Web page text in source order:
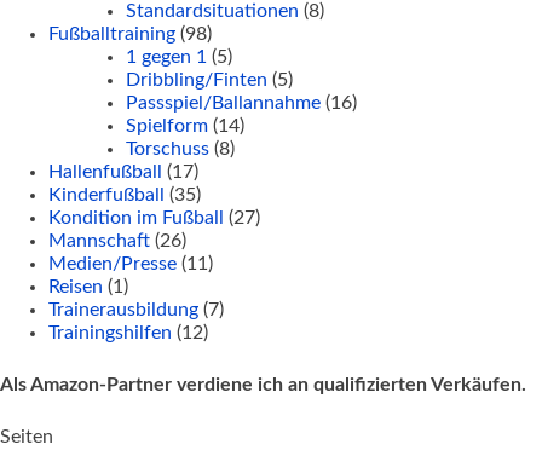
Standardsituationen (8)
Fußballtraining (98)
1 gegen 1 (5)
Dribbling/Finten (5)
Passspiel/Ballannahme (16)
Spielform (14)
Torschuss (8)
Hallenfußball
(17)
Kinderfußball
(35)
Kondition im Fußball
(27)
Mannschaft (26)
Medien/Presse (11)
Reisen (1)
Trainerausbildung (7)
Trainingshilfen (12)
Als Amazon-Partner verdiene ich an qualifizierten Verkäufen.
Seiten